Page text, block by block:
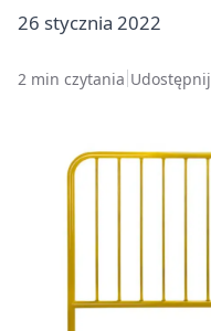
26 stycznia 2022
2 min czytania Udostępnij